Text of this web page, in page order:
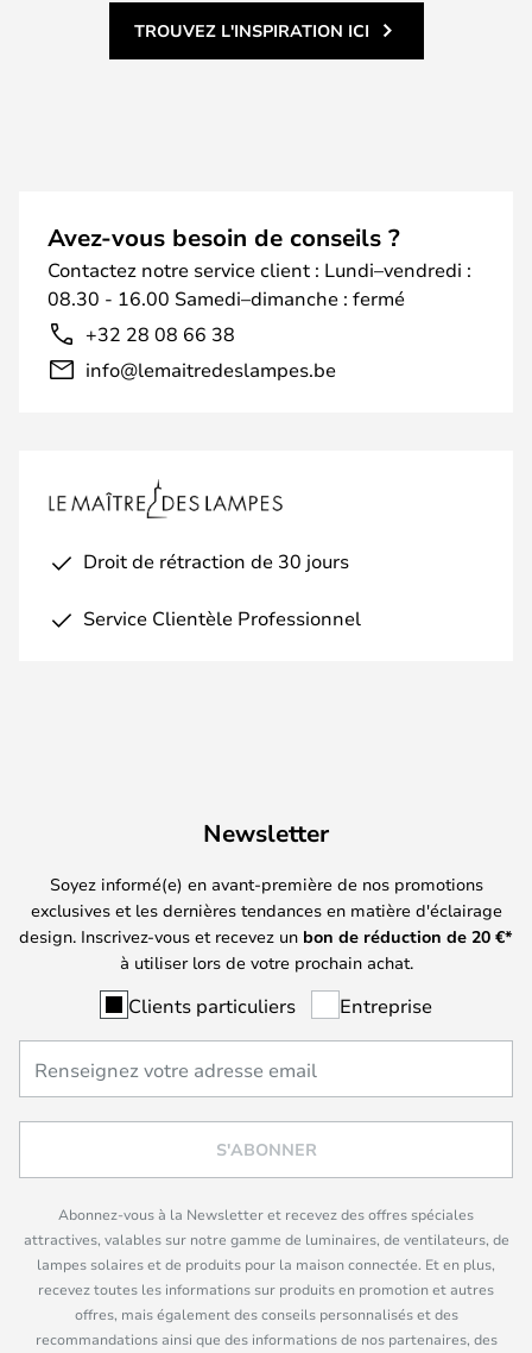
TROUVEZ L'INSPIRATION ICI
Avez-vous besoin de conseils ?
Contactez notre service client : Lundi–vendredi :
08.30 - 16.00 Samedi–dimanche : fermé
+32 28 08 66 38
info@lemaitredeslampes.be
Droit de rétraction de 30 jours
Service Clientèle Professionnel
Newsletter
Soyez informé(e) en avant-première de nos promotions
exclusives et les dernières tendances en matière d'éclairage
design. Inscrivez-vous et recevez un bon de réduction de 20 €*
à utiliser lors de votre prochain achat.
Clients particuliers Entreprise
S'ABONNER
Abonnez-vous à la Newsletter et recevez des offres spéciales
attractives, valables sur notre gamme de luminaires, de ventilateurs, de
lampes solaires et de produits pour la maison connectée. Et en plus,
recevez toutes les informations sur produits en promotion et autres
offres, mais également des conseils personnalisés et des
recommandations ainsi que des informations de nos partenaires, des